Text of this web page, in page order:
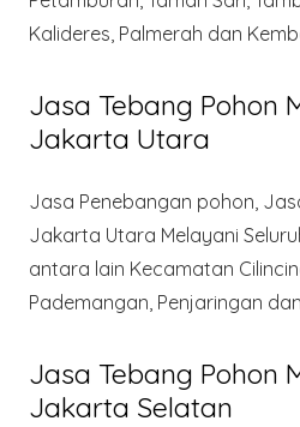
Kalideres, Palmerah dan
Jasa Tebang Pohon
Jakarta Utara
Jasa Penebangan pohon,
Jakarta Utara Melayani
antara lain Kecamatan
Pademangan, Penjaringan
Jasa Tebang Pohon
Jakarta Selatan